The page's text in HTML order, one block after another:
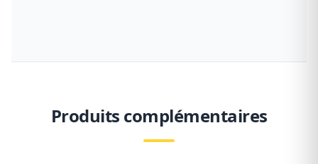
Produits complémentaires